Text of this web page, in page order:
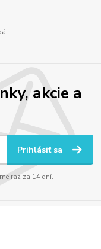
akcie a
Prihlásiť sa
raz za 14 dní.